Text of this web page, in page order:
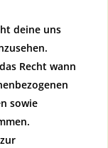
deine uns
Recht wann
sowie